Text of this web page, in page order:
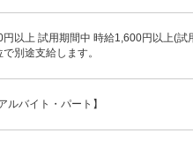
以上 試用期間中 時給1,600円以上(
別途支給します。
ルバイト・パート】